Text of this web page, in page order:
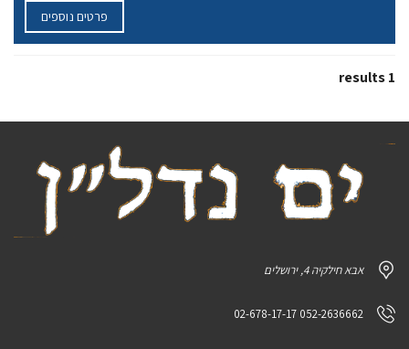
פרטים נוספים
1 results
אבא חילקיה 4, ירושלים
052-2636662 02-678-17-17